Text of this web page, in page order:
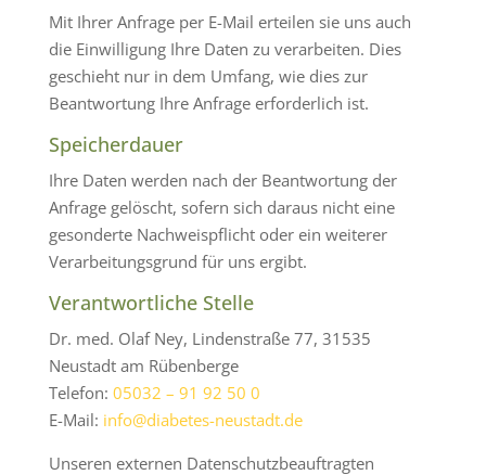
Mit Ihrer Anfrage per E-Mail erteilen sie uns auch
die Einwilligung Ihre Daten zu verarbeiten. Dies
geschieht nur in dem Umfang, wie dies zur
Beantwortung Ihre Anfrage erforderlich ist.
Speicherdauer
Ihre Daten werden nach der Beantwortung der
Anfrage gelöscht, sofern sich daraus nicht eine
gesonderte Nachweispflicht oder ein weiterer
Verarbeitungsgrund für uns ergibt.
Verantwortliche Stelle
Dr. med. Olaf Ney, Lindenstraße 77, 31535
Neustadt am Rübenberge
Telefon: 05032 – 91 92 50 0
E-Mail: info@diabetes-neustadt.de
Unseren externen Datenschutzbeauftragten